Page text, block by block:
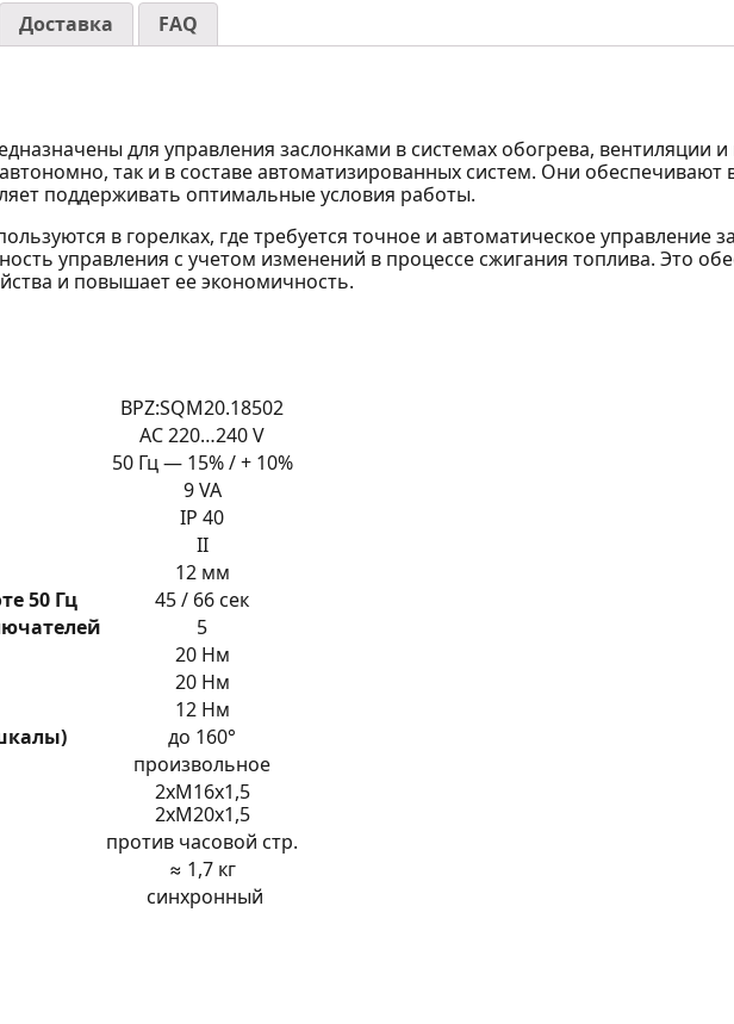
Доставка FAQ
для управления заслонками в системах обогрева, вентиляции
так и в составе автоматизированных систем. Они обеспечивают
поддерживать оптимальные условия работы.
в горелках, где требуется точное и автоматическое управление
управления с учетом изменений в процессе сжигания топлива. Это
и повышает ее экономичность.
BPZ:SQM20.18502
AC 220…240 V
50 Гц — 15% / + 10%
9 VA
IP 40
II
12 мм
50 Гц
45 / 66 сек
5
20 Нм
20 Нм
12 Нм
до 160°
произвольное
2хM16х1,5
2хM20х1,5
против часовой стр.
≈ 1,7 кг
синхронный